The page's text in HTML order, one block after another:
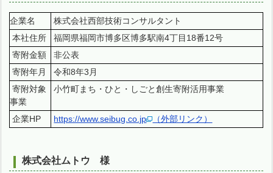
企業名
株式会社西部技術コンサルタント
本社住所
福岡県福岡市博多区博多駅南4丁目18番12号
寄附金額
非公表
寄附年月
令和8年3月
寄附対象
事業
小竹町まち・ひと・しごと創生寄附活用事業
企業HP https://www.seibug.co.jp （外部リンク）
株式会社ムトウ 様